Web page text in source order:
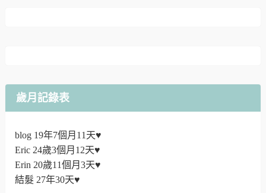
歲月記錄表
blog 19年7個月11天♥
Eric 24歲3個月12天♥
Erin 20歲11個月3天♥
結髮 27年30天♥